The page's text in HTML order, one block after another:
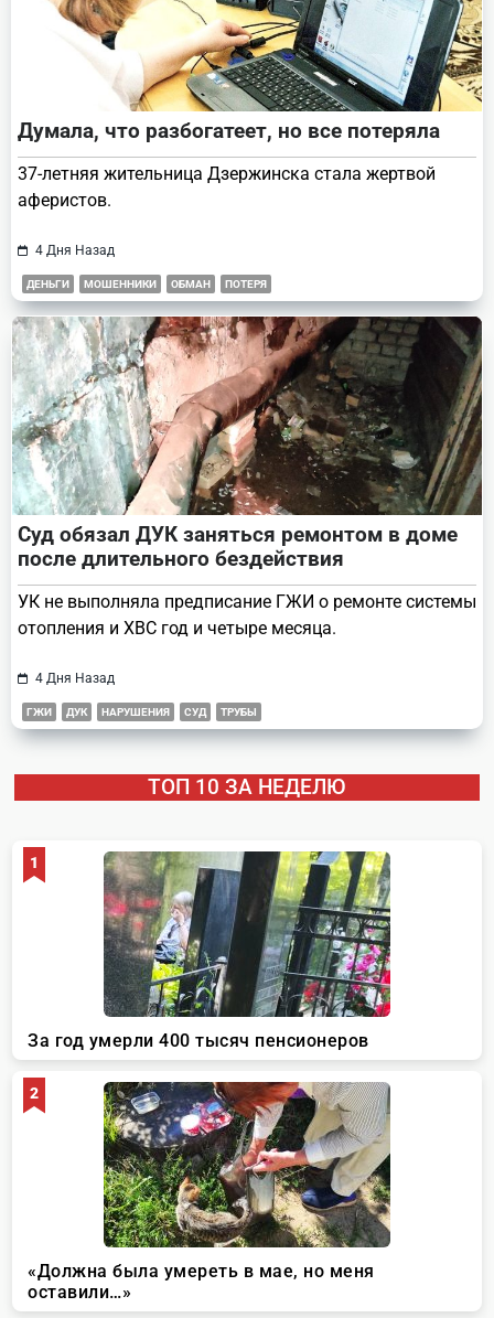
Думала, что разбогатеет, но все потеряла
37-летняя жительница Дзержинска стала жертвой
аферистов.
4 Дня Назад
ДЕНЬГИ МОШЕННИКИ ОБМАН ПОТЕРЯ
Суд обязал ДУК заняться ремонтом в доме
после длительного бездействия
УК не выполняла предписание ГЖИ о ремонте системы
отопления и ХВС год и четыре месяца.
4 Дня Назад
ГЖИ ДУК НАРУШЕНИЯ СУД ТРУБЫ
ТОП 10 ЗА НЕДЕЛЮ